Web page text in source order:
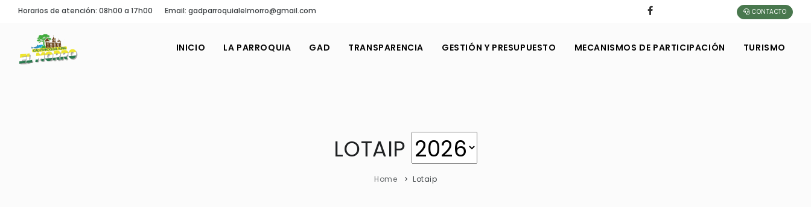
Horarios de atención: 08h00 a 17h00 Email: gadparroquialelmorro@gmail.com CONTACTO
INICIO LA PARROQUIA GAD TRANSPARENCIA GESTIÓN Y PRESUPUESTO MECANISMOS DE PARTICIPACIÓN TURISMO
LOTAIP
Home Lotaip